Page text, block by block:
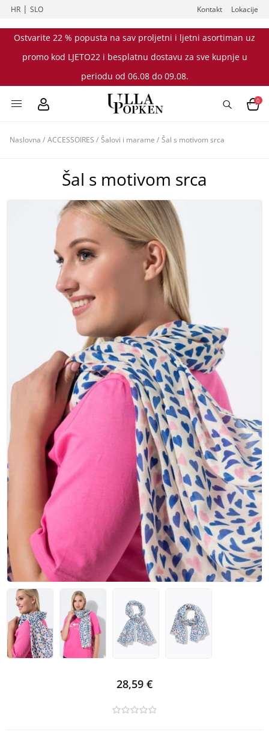
HR |SLO Kontakt Lokacije
Ostvarite 22 % popusta na sav proljetni i ljetni asortiman uz
promo kod LJETO22 i besplatnu dostavu za sve kupnje u
periodu od 06.08 do 09.08.
0
Naslovna / ACCESSOIRES / Šalovi i marame / Šal s motivom srca
Šal s motivom srca
28,59 €